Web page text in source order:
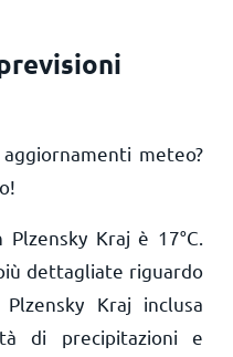
meteo?
Kraj è 17°C
dettagliate riguardo
Kraj inclusa
di precipitazioni e